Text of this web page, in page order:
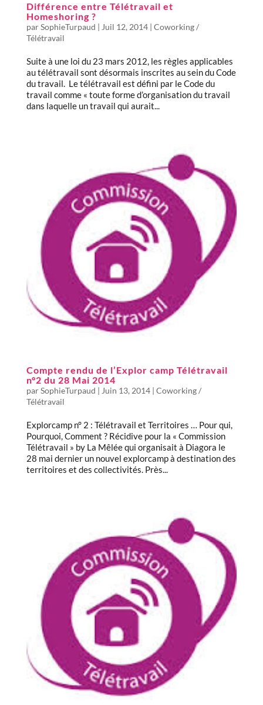
Différence entre Télétravail et
Homeshoring ?
parSophieTurpaud | Juil 12, 2014| Coworking /
Télétravail
Suite à une loi du 23 mars 2012, les règles applicables
au télétravail sont désormais inscrites au sein du Code
du travail. Le télétravail est défini par le Code du
travail comme « toute forme d’organisation du travail
dans laquelle un travail qui aurait...
Compte rendu de l’Explor camp Télétravail
n°2 du 28 Mai 2014
parSophieTurpaud | Juin 13, 2014| Coworking /
Télétravail
Explorcamp n° 2 : Télétravail et Territoires … Pour qui,
Pourquoi, Comment ? Récidive pour la « Commission
Télétravail » by La Mêlée qui organisait à Diagora le
28 mai dernier un nouvel explorcamp à destination des
territoires et des collectivités. Près...